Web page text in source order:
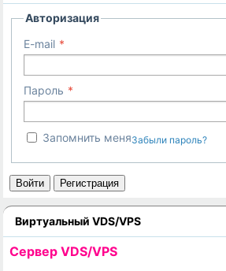
Авторизация
E-mail
Пароль
Запомнить меняЗабыли пароль?
Войти Регистрация
Виртуальный VDS/VPS
Cервер VDS/VPS